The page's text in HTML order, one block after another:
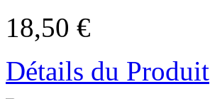
18,50 €
Détails du Produit